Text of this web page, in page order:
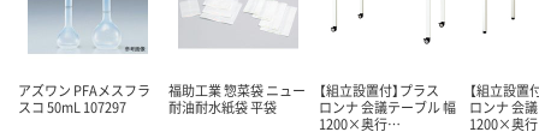
アズワン PFAメスフラ
スコ 50mL 107297
福助工業 惣菜袋 ニュー
耐油耐水紙袋 平袋
【組立設置付】プラス
ロンナ 会議テーブル 幅
1200×奥行…
【組立設
ロンナ 会
1200×奥